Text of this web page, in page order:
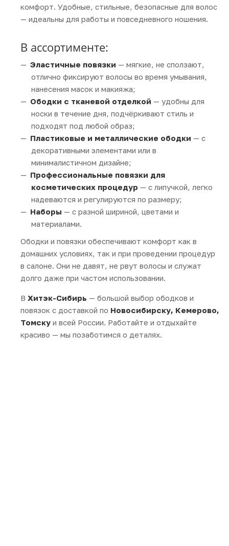
комфорт. Удобные, стильные, безопасные для волос
— идеальны для работы и повседневного ношения.
В ассортименте:
Эластичные повязки — мягкие, не сползают,
отлично фиксируют волосы во время умывания,
нанесения масок и макияжа;
Ободки с тканевой отделкой — удобны для
носки в течение дня, подчёркивают стиль и
подходят под любой образ;
Пластиковые и металлические ободки — с
декоративными элементами или в
минималистичном дизайне;
Профессиональные повязки для
косметических процедур — с липучкой, легко
надеваются и регулируются по размеру;
Наборы — с разной шириной, цветами и
материалами.
Ободки и повязки обеспечивают комфорт как в
домашних условиях, так и при проведении процедур
в салоне. Они не давят, не рвут волосы и служат
долго даже при частом использовании.
В Хитэк-Сибирь — большой выбор ободков и
повязок с доставкой по Новосибирску, Кемерово,
Томску и всей России. Работайте и отдыхайте
красиво — мы позаботимся о деталях.